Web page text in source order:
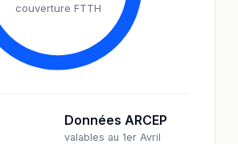
couverture FTTH
Données ARCEP
valables au 1er Avril